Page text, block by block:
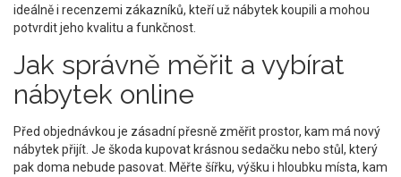
ideálně i recenzemi zákazníků, kteří už nábytek koupili a mohou
potvrdit jeho kvalitu a funkčnost.
Jak správně měřit a vybírat
nábytek online
Před objednávkou je zásadní přesně změřit prostor, kam má nový
nábytek přijít. Je škoda kupovat krásnou sedačku nebo stůl, který
pak doma nebude pasovat. Měřte šířku, výšku i hloubku místa, kam